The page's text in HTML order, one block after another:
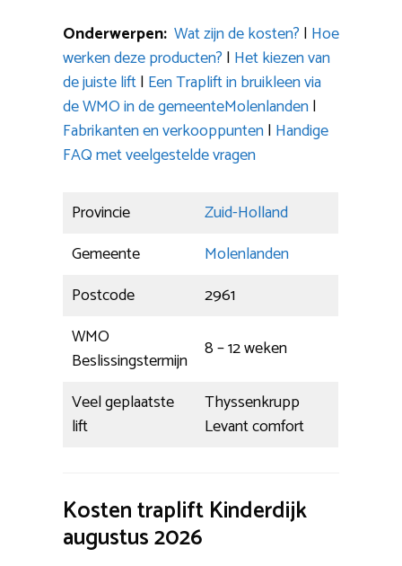
Onderwerpen: Wat zijn de kosten? | Hoe
werken deze producten? | Het kiezen van
de juiste lift| Een Traplift in bruikleen via
de WMO in de gemeenteMolenlanden|
Fabrikanten en verkooppunten| Handige
FAQ met veelgestelde vragen
Provincie
Zuid-Holland
Gemeente
Molenlanden
Postcode
2961
WMO
Beslissingstermijn
8 – 12 weken
Veel geplaatste
lift
Thyssenkrupp
Levant comfort
Kosten traplift Kinderdijk
augustus 2026